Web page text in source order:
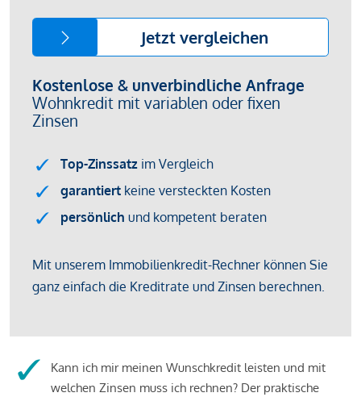
Kann ich mir meinen Wunschkredit leisten und mit
welchen Zinsen muss ich rechnen? Der praktische